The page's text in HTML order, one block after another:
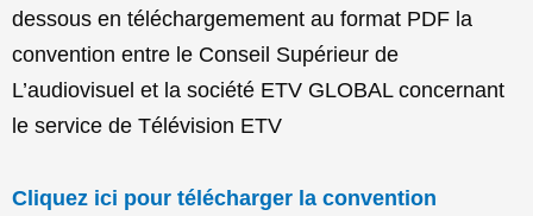
dessous en téléchargemement au format PDF la
convention entre le Conseil Supérieur de
L’audiovisuel et la société ETV GLOBAL concernant
le service de Télévision ETV
Cliquez ici pour télécharger la convention